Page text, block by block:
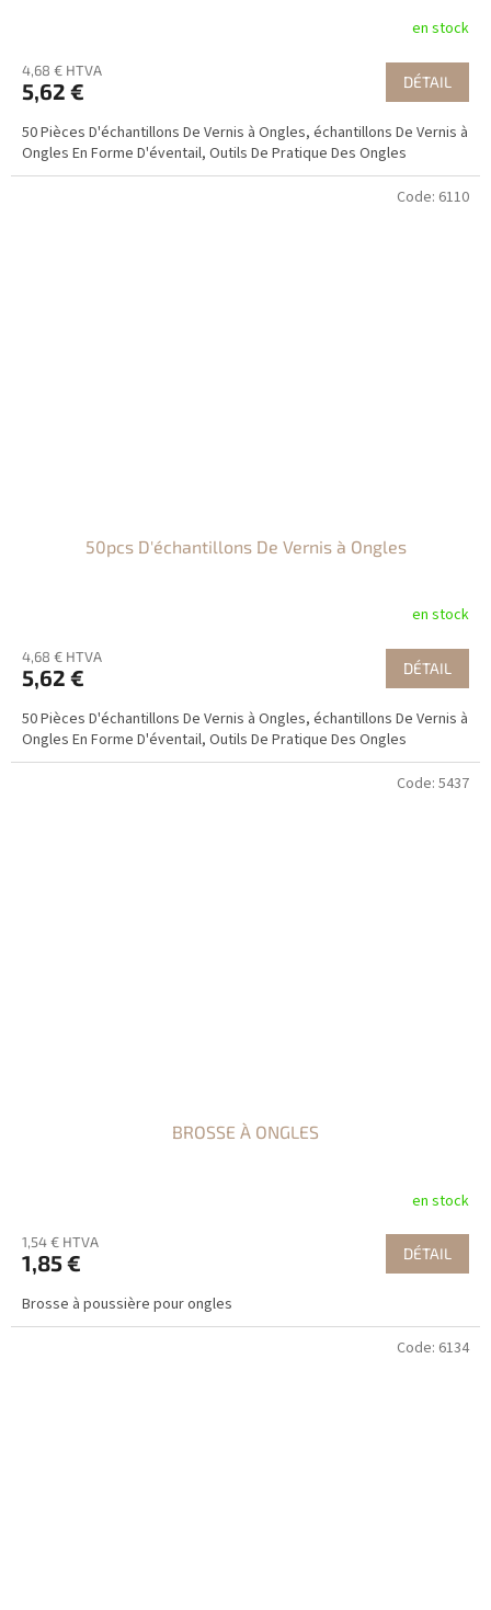
en stock
4,68 € HTVA
5,62 € DÉTAIL
50 Pièces D'échantillons De Vernis à Ongles, échantillons De Vernis à
Ongles En Forme D'éventail, Outils De Pratique Des Ongles
50pcs D'échantillons De Vernis à Ongles
en stock
4,68 € HTVA
5,62 € DÉTAIL
50 Pièces D'échantillons De Vernis à Ongles, échantillons De Vernis à
Ongles En Forme D'éventail, Outils De Pratique Des Ongles
Code: 6110
BROSSE À ONGLES
en stock
1,54 € HTVA
1,85 € DÉTAIL
Brosse à poussière pour ongles
Code: 5437
Code: 6134